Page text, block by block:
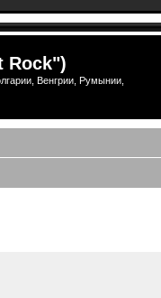
Rock")
Венгрии, Румынии,